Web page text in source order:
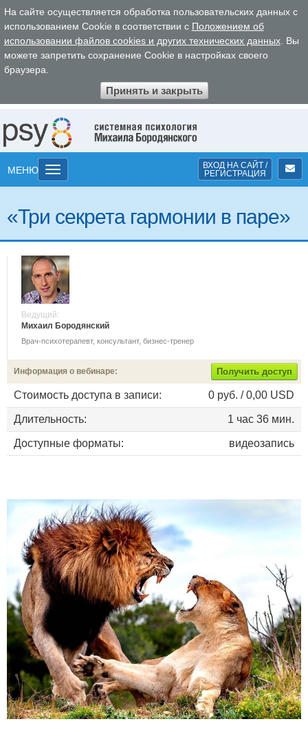
На сайте осуществляется обработка пользовательских данных с
использованием Cookie в соответствии с Положением об
использовании файлов cookies и других технических данных. Вы
можете запретить сохранение Cookie в настройках своего
браузера.
Принять и закрыть
Toggle
navigation
МЕНЮ ВХОД НА САЙТ /
РЕГИСТРАЦИЯ
«Три секрета гармонии в паре»
Ведущий:
Михаил Бородянский
Врач-психотерапевт, консультант, бизнес-тренер
Информация о вебинаре: Получить доступ
Стоимость доступа в записи: 0 руб. / 0,00 USD
Длительность: 1 час 36 мин.
Доступные форматы: видеозапись